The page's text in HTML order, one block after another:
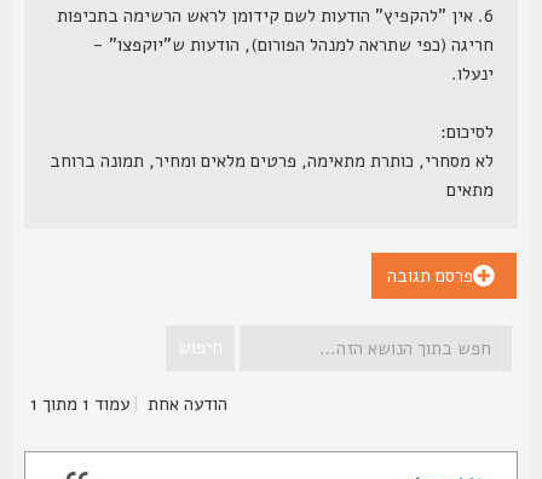
6. אין "להקפיץ" הודעות לשם קידומן לראש הרשימה בתכיפות
חריגה (כפי שתראה למנהל הפורום), הודעות ש"יוקפצו" -
ינעלו.
לסיכום:
לא מסחרי, כותרת מתאימה, פרטים מלאים ומחיר, תמונה ברוחב
מתאים
פרסם תגובה
הודעה אחת |עמוד1מתוך1